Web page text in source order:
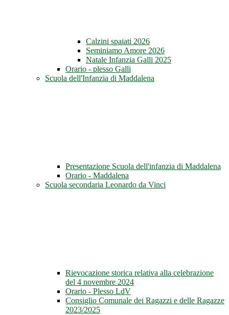
Calzini spaiati 2026
Seminiamo Amore 2026
Natale Infanzia Galli 2025
Orario - plesso Galli
Scuola dell'Infanzia di Maddalena
Presentazione Scuola dell'infanzia di Maddalena
Orario - Maddalena
Scuola secondaria Leonardo da Vinci
Rievocazione storica relativa alla celebrazione
del 4 novembre 2024
Orario - Plesso LdV
Consiglio Comunale dei Ragazzi e delle Ragazze
2023/2025